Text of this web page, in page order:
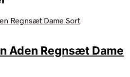
Aden Regnsæt Dame